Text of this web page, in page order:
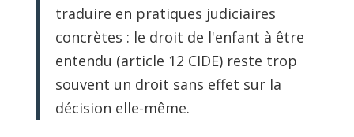
traduire en pratiques judiciaires
concrètes : le droit de l'enfant à être
entendu (article 12 CIDE) reste trop
souvent un droit sans effet sur la
décision elle-même.